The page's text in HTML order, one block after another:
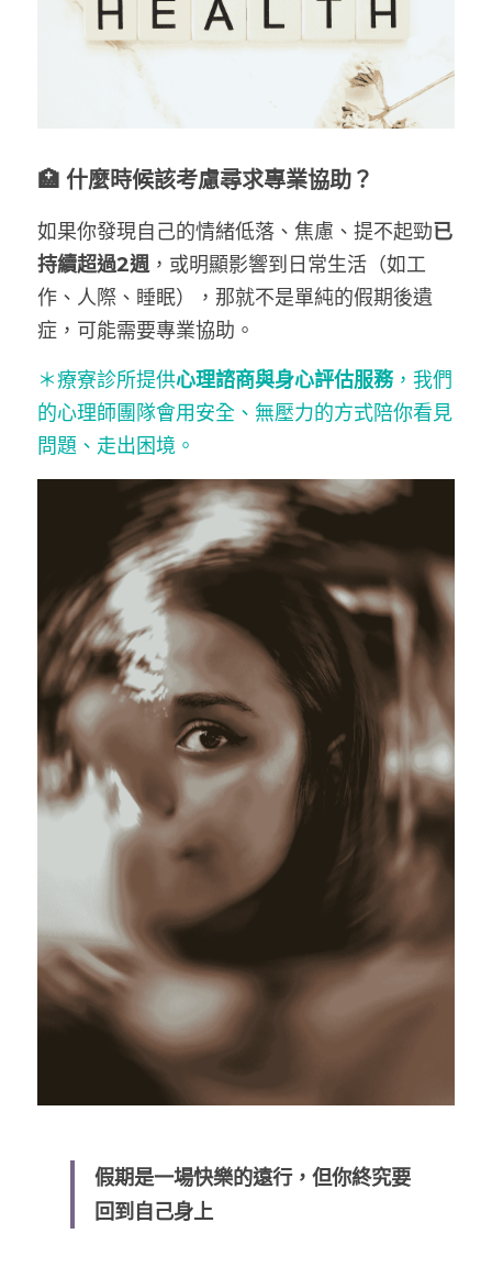
🏥 什麼時候該考慮尋求專業協助？
如果你發現自己的情緒低落、焦慮、提不起勁已
持續超過2週，或明顯影響到日常生活（如工
作、人際、睡眠），那就不是單純的假期後遺
症，可能需要專業協助。
＊療寮診所提供心理諮商與身心評估服務，我們
的心理師團隊會用安全、無壓力的方式陪你看見
問題、走出困境。
假期是一場快樂的遠行，但你終究要
回到自己身上